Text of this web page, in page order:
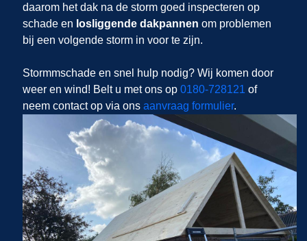
daarom het dak na de storm goed inspecteren op
schade en losliggende dakpannen om problemen
bij een volgende storm in voor te zijn.
Stormmschade en snel hulp nodig? Wij komen door
weer en wind! Belt u met ons op 0180-728121 of
neem contact op via ons aanvraag formulier.